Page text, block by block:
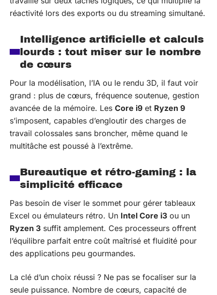
réactivité lors des exports ou du streaming simultané.
Intelligence artificielle et calculs
lourds : tout miser sur le nombre
de cœurs
Pour la modélisation, l’IA ou le rendu 3D, il faut voir
grand : plus de cœurs, fréquence soutenue, gestion
avancée de la mémoire. Les Core i9 et Ryzen 9
s’imposent, capables d’engloutir des charges de
travail colossales sans broncher, même quand le
multitâche est poussé à l’extrême.
Bureautique et rétro-gaming : la
simplicité efficace
Pas besoin de viser le sommet pour gérer tableaux
Excel ou émulateurs rétro. Un Intel Core i3 ou un
Ryzen 3 suffit amplement. Ces processeurs offrent
l’équilibre parfait entre coût maîtrisé et fluidité pour
des applications peu gourmandes.
La clé d’un choix réussi ? Ne pas se focaliser sur la
seule puissance. Nombre de cœurs, capacité de